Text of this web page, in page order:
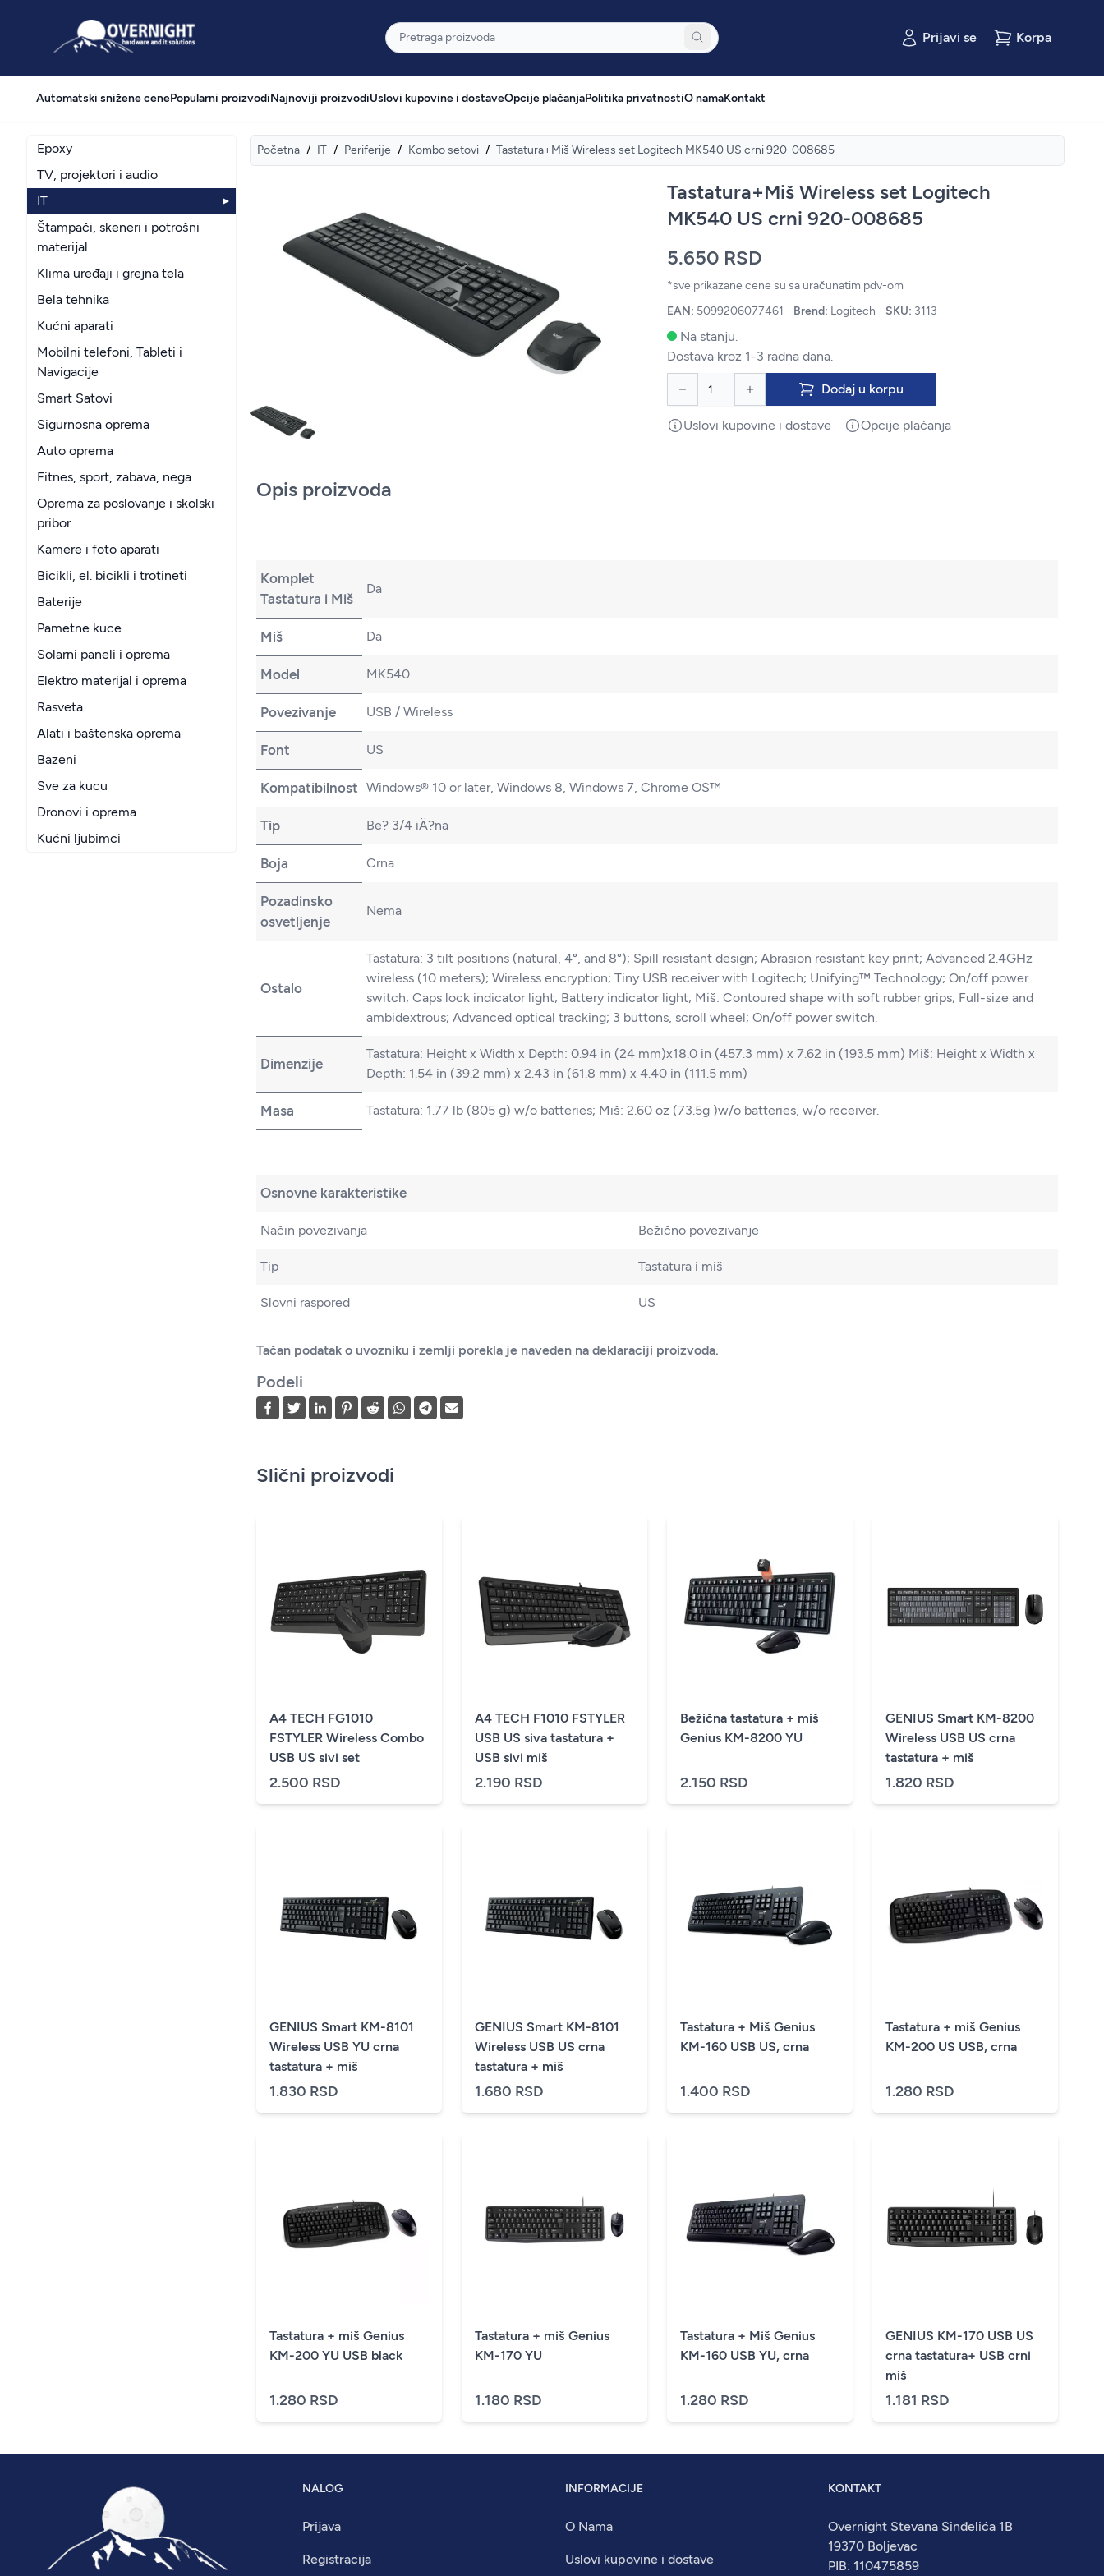
Overnight Pretraga
Prijavi se Korpa
Automatski snižene cenePopularni proizvodiNajnoviji proizvodiUslovi kupovine i dostaveOpcije plaćanjaPolitika privatnostiO namaKontakt
Epoxy
TV, projektori i audio
IT
Štampači, skeneri i potrošni
materijal
Klima uređaji i grejna tela
Bela tehnika
Kućni aparati
Mobilni telefoni, Tableti i
Navigacije
Smart Satovi
Sigurnosna oprema
Auto oprema
Fitnes, sport, zabava, nega
Oprema za poslovanje i skolski
pribor
Kamere i foto aparati
Bicikli, el. bicikli i trotineti
Baterije
Pametne kuce
Solarni paneli i oprema
Elektro materijal i oprema
Rasveta
Alati i baštenska oprema
Bazeni
Sve za kucu
Dronovi i oprema
Kućni ljubimci
Početna / IT / Periferije / Kombo setovi / Tastatura+Miš Wireless set Logitech MK540 US crni 920-008685
Tastatura+Miš Wireless set Logitech
MK540 US crni 920-008685
5.650 RSD
*sve prikazane cene su sa uračunatim pdv-om
EAN: 5099206077461 Brend: Logitech SKU: 3113
Na stanju.
Dostava kroz 1-3 radna dana.
Dodaj u korpu
Uslovi kupovine i dostave Opcije plaćanja
Opis proizvoda
Komplet
Tastatura i Miš
Da
Miš Da
Model MK540
Povezivanje USB / Wireless
Font US
Kompatibilnost Windows® 10 or later, Windows 8, Windows 7, Chrome OS™
Tip Be? 3/4 iÄ?na
Boja Crna
Pozadinsko
osvetljenje
Nema
Ostalo
Tastatura: 3 tilt positions (natural, 4°, and 8°); Spill resistant design; Abrasion resistant key print; Advanced 2.4GHz
wireless (10 meters); Wireless encryption; Tiny USB receiver with Logitech; Unifying™ Technology; On/off power
switch; Caps lock indicator light; Battery indicator light; Miš: Contoured shape with soft rubber grips; Full-size and
ambidextrous; Advanced optical tracking; 3 buttons, scroll wheel; On/off power switch.
Dimenzije
Tastatura: Height x Width x Depth: 0.94 in (24 mm)x18.0 in (457.3 mm) x 7.62 in (193.5 mm) Miš: Height x Width x
Depth: 1.54 in (39.2 mm) x 2.43 in (61.8 mm) x 4.40 in (111.5 mm)
Masa Tastatura: 1.77 lb (805 g) w/o batteries; Miš: 2.60 oz (73.5g )w/o batteries, w/o receiver.
Osnovne karakteristike
Način povezivanja Bežično povezivanje
Tip Tastatura i miš
Slovni raspored US
Tačan podatak o uvozniku i zemlji porekla je naveden na deklaraciji proizvoda.
Podeli
Slični proizvodi
A4 TECH FG1010
FSTYLER Wireless Combo
USB US sivi set
2.500 RSD
A4 TECH F1010 FSTYLER
USB US siva tastatura +
USB sivi miš
2.190 RSD
Bežična tastatura + miš
Genius KM-8200 YU
2.150 RSD
GENIUS Smart KM-8200
Wireless USB US crna
tastatura + miš
1.820 RSD
GENIUS Smart KM-8101
Wireless USB YU crna
tastatura + miš
1.830 RSD
GENIUS Smart KM-8101
Wireless USB US crna
tastatura + miš
1.680 RSD
Tastatura + Miš Genius
KM-160 USB US, crna
1.400 RSD
Tastatura + miš Genius
KM-200 US USB, crna
1.280 RSD
Tastatura + miš Genius
KM-200 YU USB black
1.280 RSD
Tastatura + miš Genius
KM-170 YU
1.180 RSD
Tastatura + Miš Genius
KM-160 USB YU, crna
1.280 RSD
GENIUS KM-170 USB US
crna tastatura+ USB crni
miš
1.181 RSD
NALOG
Prijava
Registracija
INFORMACIJE
O Nama
Uslovi kupovine i dostave
KONTAKT
Overnight Stevana Sinđelića 1B
19370 Boljevac
PIB: 110475859